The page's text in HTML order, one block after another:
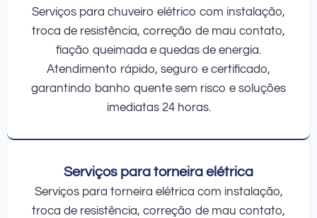
Serviços para chuveiro elétrico com instalação,
troca de resistência, correção de mau contato,
fiação queimada e quedas de energia.
Atendimento rápido, seguro e certificado,
garantindo banho quente sem risco e soluções
imediatas 24 horas.
Serviços para torneira elétrica
Serviços para torneira elétrica com instalação,
troca de resistência, correção de mau contato,